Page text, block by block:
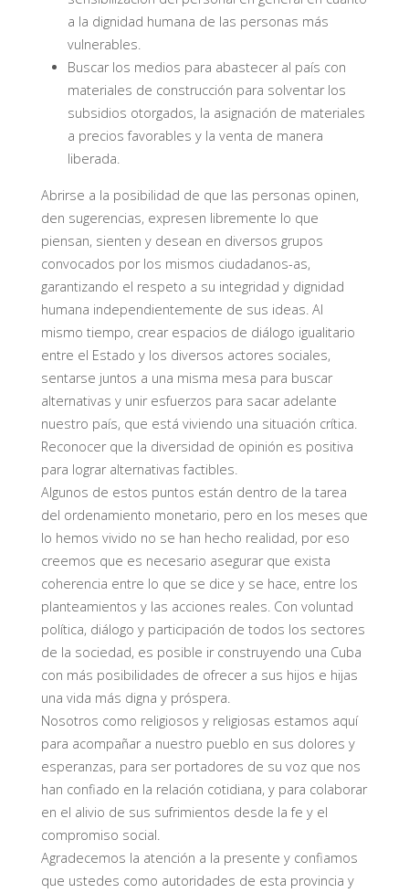
a la dignidad humana de las personas más
vulnerables.
Buscar los medios para abastecer al país con
materiales de construcción para solventar los
subsidios otorgados, la asignación de materiales
a precios favorables y la venta de manera
liberada.
Abrirse a la posibilidad de que las personas opinen,
den sugerencias, expresen libremente lo que
piensan, sienten y desean en diversos grupos
convocados por los mismos ciudadanos-as,
garantizando el respeto a su integridad y dignidad
humana independientemente de sus ideas. Al
mismo tiempo, crear espacios de diálogo igualitario
entre el Estado y los diversos actores sociales,
sentarse juntos a una misma mesa para buscar
alternativas y unir esfuerzos para sacar adelante
nuestro país, que está viviendo una situación crítica.
Reconocer que la diversidad de opinión es positiva
para lograr alternativas factibles.
Algunos de estos puntos están dentro de la tarea
del ordenamiento monetario, pero en los meses que
lo hemos vivido no se han hecho realidad, por eso
creemos que es necesario asegurar que exista
coherencia entre lo que se dice y se hace, entre los
planteamientos y las acciones reales. Con voluntad
política, diálogo y participación de todos los sectores
de la sociedad, es posible ir construyendo una Cuba
con más posibilidades de ofrecer a sus hijos e hijas
una vida más digna y próspera.
Nosotros como religiosos y religiosas estamos aquí
para acompañar a nuestro pueblo en sus dolores y
esperanzas, para ser portadores de su voz que nos
han confiado en la relación cotidiana, y para colaborar
en el alivio de sus sufrimientos desde la fe y el
compromiso social.
Agradecemos la atención a la presente y confiamos
que ustedes como autoridades de esta provincia y